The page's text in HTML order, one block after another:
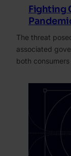
Fighting
The threat
associated
both